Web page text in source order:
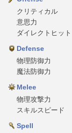
クリティカル
意思力
ダイレクトヒット
Defense
物理防御力
魔法防御力
Melee
物理攻撃力
スキルスピード
Spell